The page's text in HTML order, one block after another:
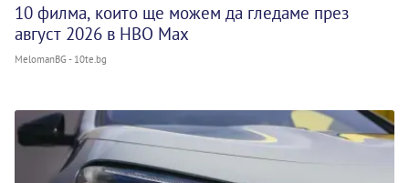
10 филма, които ще можем да гледаме през
август 2026 в HBO Max
MelomanBG - 10te.bg